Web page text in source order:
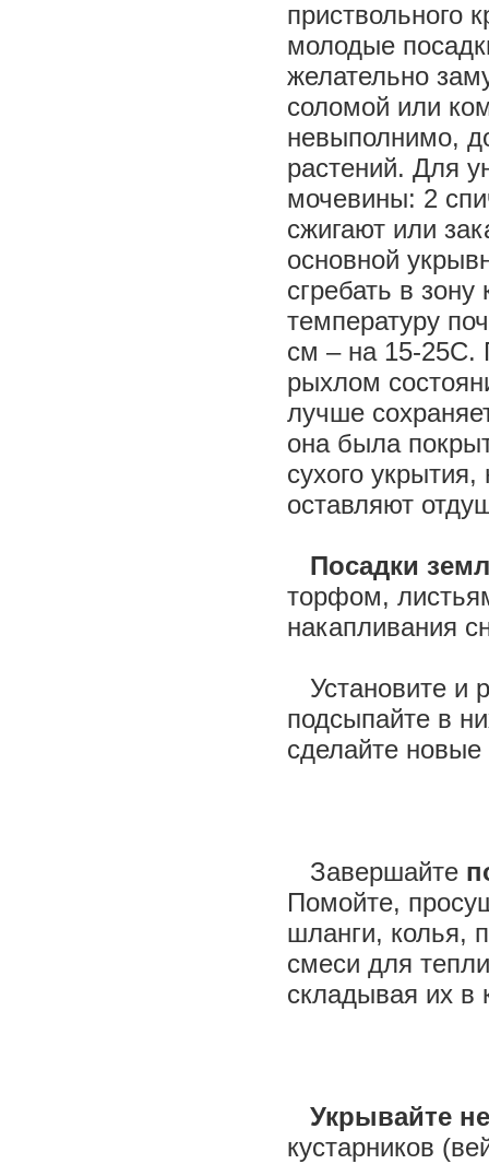
приствольного
молодые
желательно
соломой или
невыполнимо,
растений. Для
мочевины: 2
сжигают или
основной
сгребать в
температуру
см – на 15-25С.
рыхлом
лучше
она была
сухого
оставляют
Посадки
торфом,
накапливания
Установите и
подсыпайте в
сделайте
Завершайте
Помойте,
шланги, колья,
смеси для
складывая их в
Укрывайте
кустарников